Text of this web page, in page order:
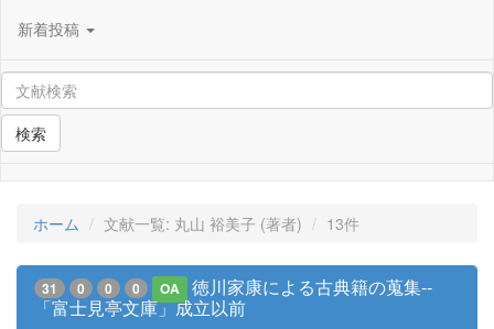
新着投稿
検索
ホーム 文献一覧: 丸山 裕美子 (著者) 13件
31 0 0 0 OA
徳川家康による古典籍の蒐集--
「富士見亭文庫」成立以前